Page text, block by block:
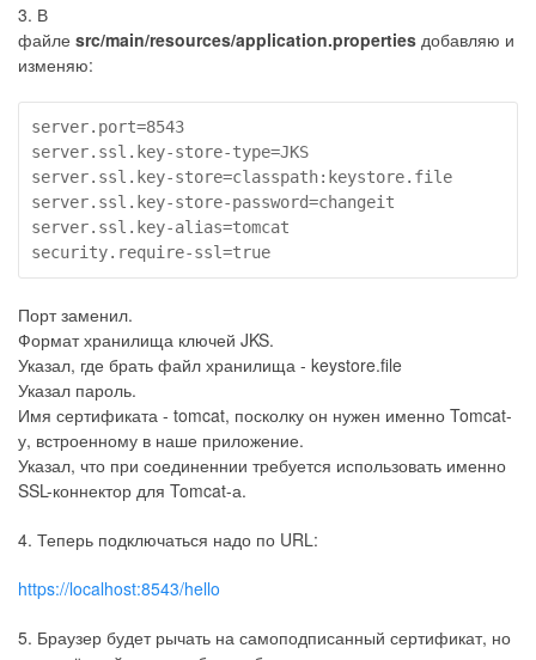
3. В
файле src/main/resources/application.properties добавляю и
изменяю:
server.port=8543
server.ssl.key-store-type=JKS
server.ssl.key-store=classpath:keystore.file
server.ssl.key-store-password=changeit
server.ssl.key-alias=tomcat
Порт заменил.
Формат хранилища ключей JKS.
Указал, где брать файл хранилища - keystore.file
Указал пароль.
Имя сертификата - tomcat, посколку он нужен именно Tomcat-
у, встроенному в наше приложение.
Указал, что при соединеннии требуется использовать именно
SSL-коннектор для Tomcat-а.
4. Теперь подключаться надо по URL:
https://localhost:8543/hello
5. Браузер будет рычать на самоподписанный сертификат, но